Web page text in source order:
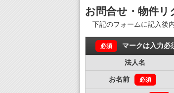
お問合せ・物件リ
下記のフォームに記入後
必須 マークは入力必
法人名
お名前 必須